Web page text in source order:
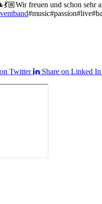
Wir freuen und schon sehr
Twitter Share on Linked In